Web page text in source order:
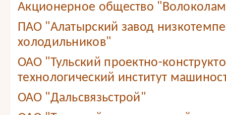
Акционерное общество
ПАО "Алатырский завод
холодильников"
ОАО "Тульский проектно-
технологический институт
ОАО "Дальсвязьстрой"